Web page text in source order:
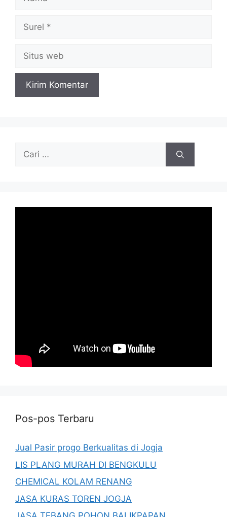
Surel
Situs
web
Cari
Pos-pos Terbaru
Jual Pasir progo Berkualitas di Jogja
LIS PLANG MURAH DI BENGKULU
CHEMICAL KOLAM RENANG
JASA KURAS TOREN JOGJA